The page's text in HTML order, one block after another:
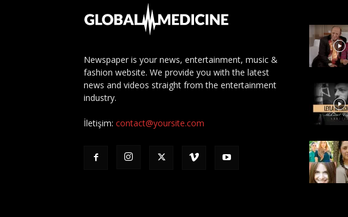
Newspaper is your news, entertainment, music &
fashion website. We provide you with the latest
news and videos straight from the entertainment
industry.
İletişim: contact@yoursite.com